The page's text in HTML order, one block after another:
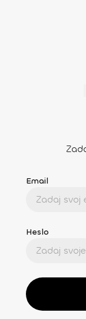
Email
Heslo